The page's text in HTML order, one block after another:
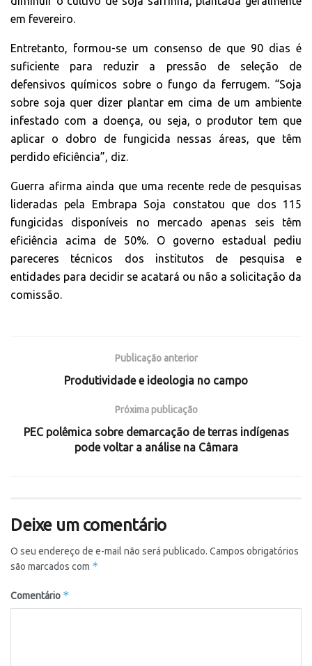
em fevereiro.
Entretanto, formou-se um consenso de que 90 dias é
suficiente para reduzir a pressão de seleção de
defensivos químicos sobre o fungo da ferrugem. “Soja
sobre soja quer dizer plantar em cima de um ambiente
infestado com a doença, ou seja, o produtor tem que
aplicar o dobro de fungicida nessas áreas, que têm
perdido eficiência”, diz.
Guerra afirma ainda que uma recente rede de pesquisas
lideradas pela Embrapa Soja constatou que dos 115
fungicidas disponíveis no mercado apenas seis têm
eficiência acima de 50%. O governo estadual pediu
pareceres técnicos dos institutos de pesquisa e
entidades para decidir se acatará ou não a solicitação da
comissão.
Publicação anterior
Produtividade e ideologia no campo
Próxima publicação
PEC polêmica sobre demarcação de terras indígenas
pode voltar a análise na Câmara
Deixe um comentário
O seu endereço de e-mail não será publicado. Campos obrigatórios
são marcados com *
Comentário *